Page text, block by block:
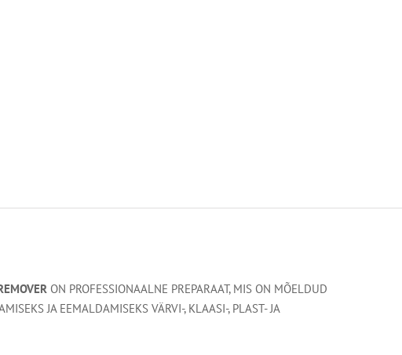
ON PROFESSIONAALNE PREPARAAT, MIS ON MÕELDUD
JA EEMALDAMISEKS VÄRVI-, KLAASI-, PLAST- JA